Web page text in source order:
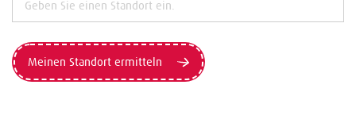
Meinen Standort ermitteln